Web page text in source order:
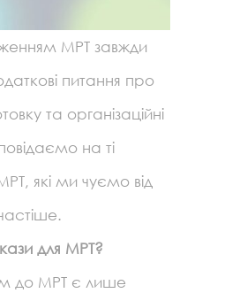
МРТ завжди
питання про
та організаційні
на ті
які ми чуємо від
для МРТ?
до МРТ є лише